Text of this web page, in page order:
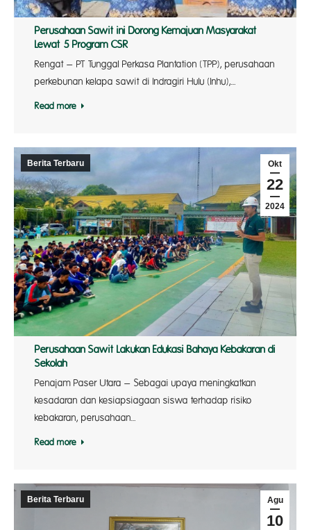
Perusahaan Sawit ini Dorong Kemajuan Masyarakat
Lewat 5 Program CSR
Rengat – PT Tunggal Perkasa Plantation (TPP), perusahaan
perkebunan kelapa sawit di Indragiri Hulu (Inhu),…
Read more
Okt
22
2024
Berita Terbaru
Perusahaan Sawit Lakukan Edukasi Bahaya Kebakaran di
Sekolah
Penajam Paser Utara – Sebagai upaya meningkatkan
kesadaran dan kesiapsiagaan siswa terhadap risiko
kebakaran, perusahaan…
Read more
Agu
10
Berita Terbaru